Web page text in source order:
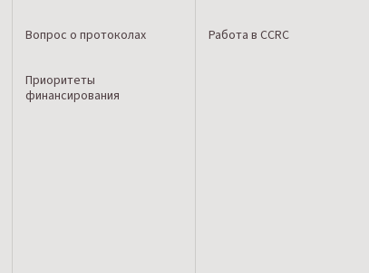
Вопрос о протоколах
Приоритеты
финансирования
Работа в CCRC